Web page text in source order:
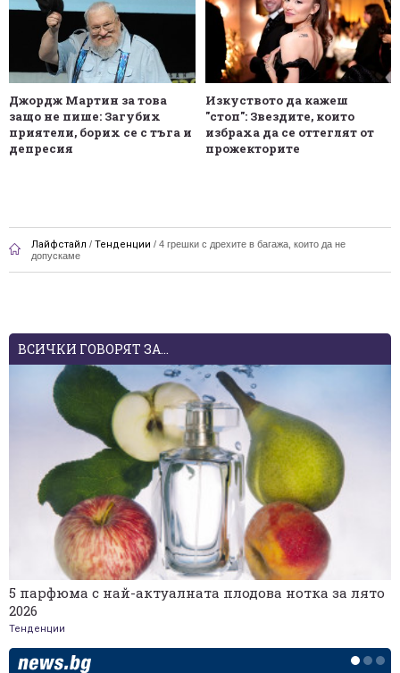
Джордж Мартин за това
защо не пише: Загубих
приятели, борих се с тъга и
депресия
Изкуството да кажеш
"стоп": Звездите, които
избраха да се оттеглят от
прожекторите
Лайфстайл / Тенденции / 4 грешки с дрехите в багажа, които да не
допускаме
ВСИЧКИ ГОВОРЯТ ЗА...
5 парфюма с най-актуалната плодова нотка за лято
2026
Тенденции